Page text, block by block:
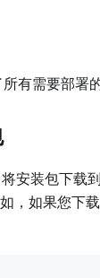
有需要部署的
安装包下
，如果您下